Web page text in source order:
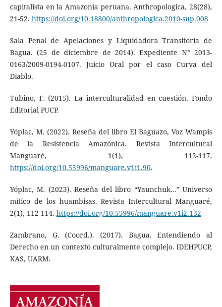
capitalista en la Amazonía peruana. Anthropologica, 28(28),
21-52. https://doi.org/10.18800/anthropologica.2010-sup.008
Sala Penal de Apelaciones y Liquidadora Transitoria de
Bagua. (25 de diciembre de 2014). Expediente N° 2013-
0163/2009-0194-0107. Juicio Oral por el caso Curva del
Diablo.
Tubino, F. (2015). La interculturalidad en cuestión. Fondo
Editorial PUCP.
Yóplac, M. (2022). Reseña del libro El Baguazo, Voz Wampis
de la Resistencia Amazónica. Revista Intercultural
Manguaré, 1(1), 112-117.
https://doi.org/10.55996/manguare.v1i1.90.
Yóplac, M. (2023). Reseña del libro “Yaunchuk...” Universo
mítico de los huambisas. Revista Intercultural Manguaré,
2(1), 112-114. https://doi.org/10.55996/manguare.v1i2.132
Zambrano, G. (Coord.). (2017). Bagua. Entendiendo al
Derecho en un contexto culturalmente complejo. IDEHPUCP,
KAS, UARM.